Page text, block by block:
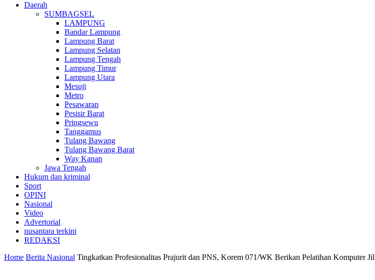
Daerah
SUMBAGSEL
LAMPUNG
Bandar Lampung
Lampung Barat
Lampung Selatan
Lampung Tengah
Lampung Timur
Lampung Utara
Mesuji
Metro
Pesawaran
Pesisir Barat
Pringsewu
Tanggamus
Tulang Bawang
Tulang Bawang Barat
Way Kanan
Jawa Tengah
Hukum dan kriminal
Sport
OPINI
Nasional
Video
Advertorial
nusantara terkini
REDAKSI
Home Berita Nasional Tingkatkan Profesionalitas Prajurit dan PNS, Korem 071/WK Berikan Pelatihan Komputer